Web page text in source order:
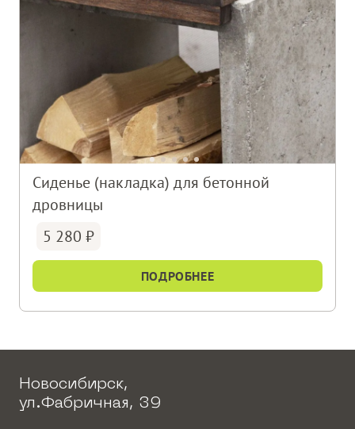
Сиденье (накладка) для бетонной
дровницы
5 280
ПОДРОБНЕЕ
Новосибирск,
ул.Фабричная, 39